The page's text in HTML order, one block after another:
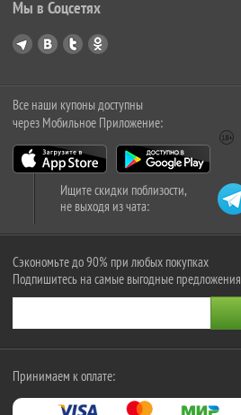
Мы в Соцсетях
Все наши купоны доступны
через Мобильное Приложение:
Ищите скидки поблизости,
не выходя из чата:
Сэкономьте до 90% при любых покупках
Подпишитесь на самые выгодные предложения
Принимаем к оплате: